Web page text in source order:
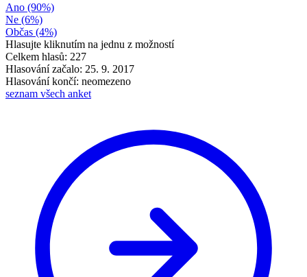
Ano (90%)
Ne (6%)
Občas (4%)
Hlasujte kliknutím na jednu z možností
Celkem hlasů: 227
Hlasování začalo: 25. 9. 2017
Hlasování končí: neomezeno
seznam všech anket